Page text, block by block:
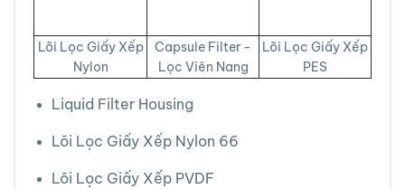
Lõi Lọc Giấy Xếp
Nylon
Capsule Filter -
Lọc Viên Nang
Lõi Lọc Giấy Xếp
PES
Liquid Filter Housing
Lõi Lọc Giấy Xếp Nylon 66
Lõi Lọc Giấy Xếp PVDF